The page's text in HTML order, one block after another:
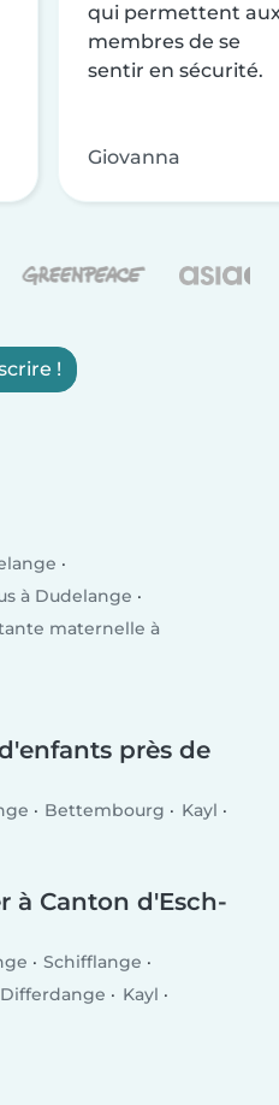
qui permettent
membres de se
sentir en sécurité.
Giovanna
!
à Dudelange
maternelle à
près de
Bettembourg
Kayl
à Canton d'Esch-
Schifflange
Differdange
Kayl